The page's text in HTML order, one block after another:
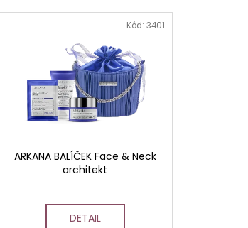
ARKANA BALÍČEK Face & Neck
architekt
DETAIL
Kód: 3401